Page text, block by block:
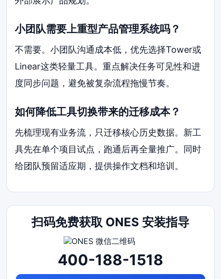
小团队需要上重型产品管理系统吗？
不需要。小团队沟通成本低，优先选择Tower或
Linear这类轻量工具。重点解决任务可见性和进
度同步问题，避免被复杂流程拖慢节奏。
如何降低工具切换带来的迁移成本？
先梳理现有业务流，只迁移核心历史数据。新工
具先在单个项目试点，跑通后再全量推广。同时
给团队预留适应期，提供操作文档和培训。
扫码免费获取 ONES 安装指导
400-188-1518